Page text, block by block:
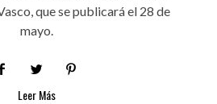
que se publicará el 28 de
mayo.
Leer Más